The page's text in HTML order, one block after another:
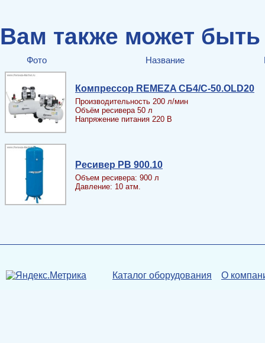
Вам также может быть
Фото Название
Компрессор REMEZA СБ4/С-50.OLD20
Производительность 200 л/мин
Объём ресивера 50 л
Напряжение питания 220 В
Ресивер PB 900.10
Объем ресивера: 900 л
Давление: 10 атм.
Каталог оборудования О